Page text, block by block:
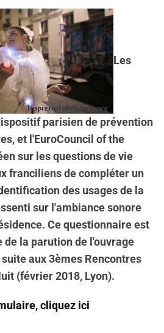
Les
parisien de prévention
et l'EuroCouncil of the
sur les questions de vie
franciliens de compléter un
des usages de la
sur l'ambiance sonore
Ce questionnaire est
de la parution de l'ouvrage
aux 3èmes Rencontres
(février 2018, Lyon).
cliquez ici